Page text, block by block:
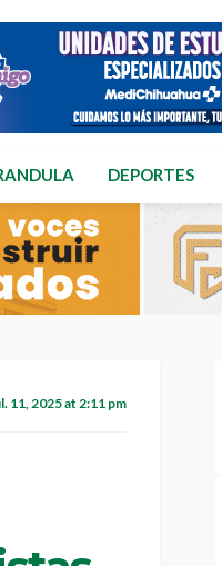
DEPORTES
11, 2025 at 2:11 pm